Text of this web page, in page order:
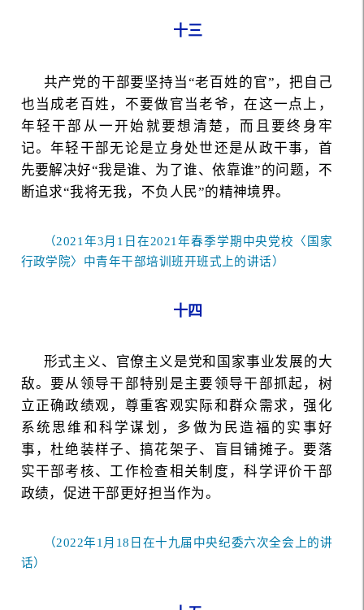
十三
共产党的干部要坚持当“老百姓的官”，把自己
也当成老百姓，不要做官当老爷，在这一点上，
年轻干部从一开始就要想清楚，而且要终身牢
记。年轻干部无论是立身处世还是从政干事，首
先要解决好“我是谁、为了谁、依靠谁”的问题，不
断追求“我将无我，不负人民”的精神境界。
（2021年3月1日在2021年春季学期中央党校〈国家
行政学院〉中青年干部培训班开班式上的讲话）
十四
形式主义、官僚主义是党和国家事业发展的大
敌。要从领导干部特别是主要领导干部抓起，树
立正确政绩观，尊重客观实际和群众需求，强化
系统思维和科学谋划，多做为民造福的实事好
事，杜绝装样子、搞花架子、盲目铺摊子。要落
实干部考核、工作检查相关制度，科学评价干部
政绩，促进干部更好担当作为。
（2022年1月18日在十九届中央纪委六次全会上的讲
话）